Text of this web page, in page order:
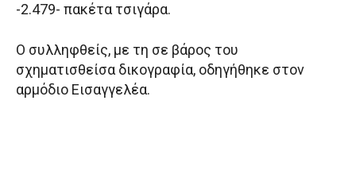
-2.479- πακέτα τσιγάρα.
Ο συλληφθείς, με τη σε βάρος του
σχηματισθείσα δικογραφία, οδηγήθηκε στον
αρμόδιο Εισαγγελέα.